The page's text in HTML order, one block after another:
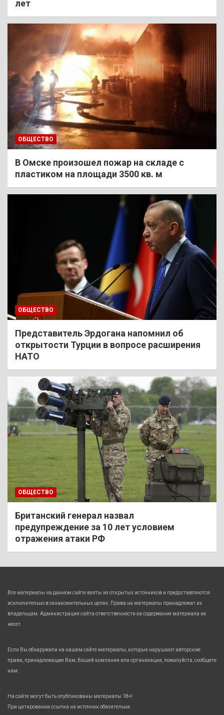
лет
ОБЩЕСТВО
В Омске произошел пожар на складе с
пластиком на площади 3500 кв. м
ОБЩЕСТВО
Представитель Эрдогана напомнил об
открытости Турции в вопросе расширения
НАТО
ОБЩЕСТВО
Британский генерал назвал
предупреждение за 10 лет условием
отражения атаки РФ
Все материалы на данном сайте взяты из открытых источников и предоставляются
исключительно в ознакомительных целях. Права на материалы принадлежат их
владельцам. Администрация сайта ответственности за содержание материала не
несет.
Если Вы обнаружили на нашем сайте материалы, которые нарушают авторские
права, принадлежащие Вам, Вашей компании или организации, пожалуйста, сообщите
нам.
На сайте могут быть опубликованы материалы 18+!
При цитировании ссылка на источник обязательна.